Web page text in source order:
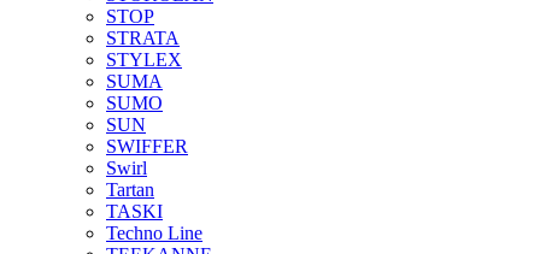
STOP
STRATA
STYLEX
SUMA
SUMO
SUN
SWIFFER
Swirl
Tartan
TASKI
Techno Line